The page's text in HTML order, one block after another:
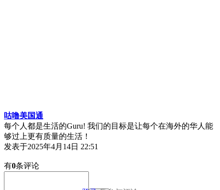
咕噜美国通
每个人都是生活的Guru! 我们的目标是让每个在海外的华人能
够过上更有质量的生活！
发表于2025年4月14日 22:51
有0条评论